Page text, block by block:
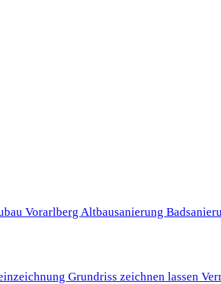
Vorarlberg Altbausanierung
Grundriss zeichnen lassen